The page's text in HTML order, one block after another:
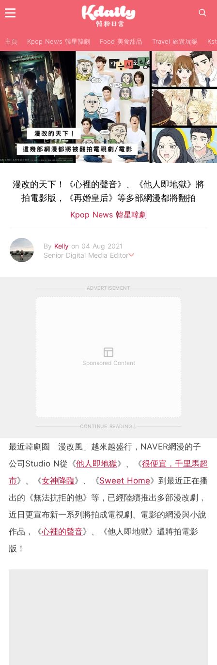
主頁 Kpop News 韓星韓劇 Food 美食甜品 Travel 旅遊玩樂
漫改的天下！《心裡的聲音》、《他人即地獄》將
拍電影版，《再婚皇后》等多部網漫都將翻拍
Kpop News 韓星韓劇
By Kelly on 04 Aug 2021
Senior Digital Media Editor
ADVERTISEMENT
Sponsored Content
CONTINUE READING
最近韓劇圈「漫改風」越來越盛行，NAVER網漫的子
公司Studio N從《他人即地獄》、《很便宜，千里馬超
市》、《女神降臨》、《Sweet Home》到最近正在播
出的《無法抗拒的他》等，已經陸續推出多部漫改劇，
近日更宣布新一系列將拍成電視劇、電影的網漫與小說
作品，《心裡的聲音》、《他人即地獄》還將拍電影
版！